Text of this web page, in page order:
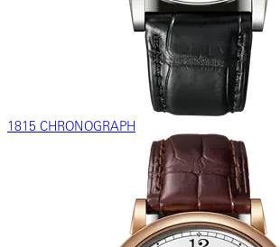
1815 CHRONOGRAPH